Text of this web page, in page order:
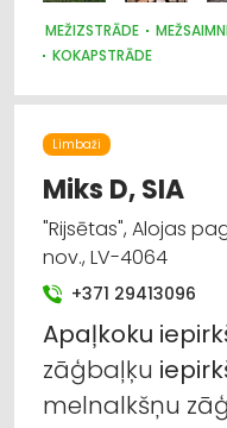
MEŽIZSTRĀDE
KOKAPSTRĀDE
Limbaži
Miks D, SIA
"Rijsētas", Alojas
nov., LV-4064
+371 29413096
Apaļkoku
zāģbaļķu
melnalkšņu